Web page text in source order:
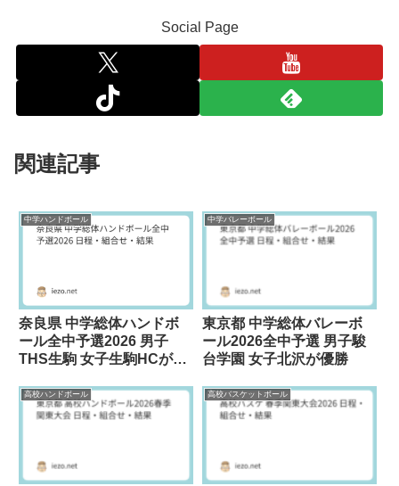
Social Page
関連記事
中学ハンドボール
奈良県 中学総体ハンドボ
ール全中予選2026 男子
THS生駒 女子生駒HCが優
中学バレーボール
東京都 中学総体バレーボ
ール2026全中予選 男子駿
台学園 女子北沢が優勝
高校ハンドボール 高校バスケットボール